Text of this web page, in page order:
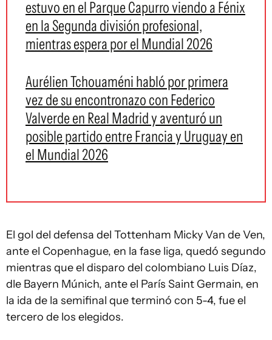
estuvo en el Parque Capurro viendo a Fénix
en la Segunda división profesional,
mientras espera por el Mundial 2026
Aurélien Tchouaméni habló por primera
vez de su encontronazo con Federico
Valverde en Real Madrid y aventuró un
posible partido entre Francia y Uruguay en
el Mundial 2026
El gol del defensa del Tottenham Micky Van de Ven,
ante el Copenhague, en la fase liga, quedó segundo
mientras que el disparo del colombiano Luis Díaz,
dle Bayern Múnich, ante el París Saint Germain, en
la ida de la semifinal que terminó con 5-4, fue el
tercero de los elegidos.